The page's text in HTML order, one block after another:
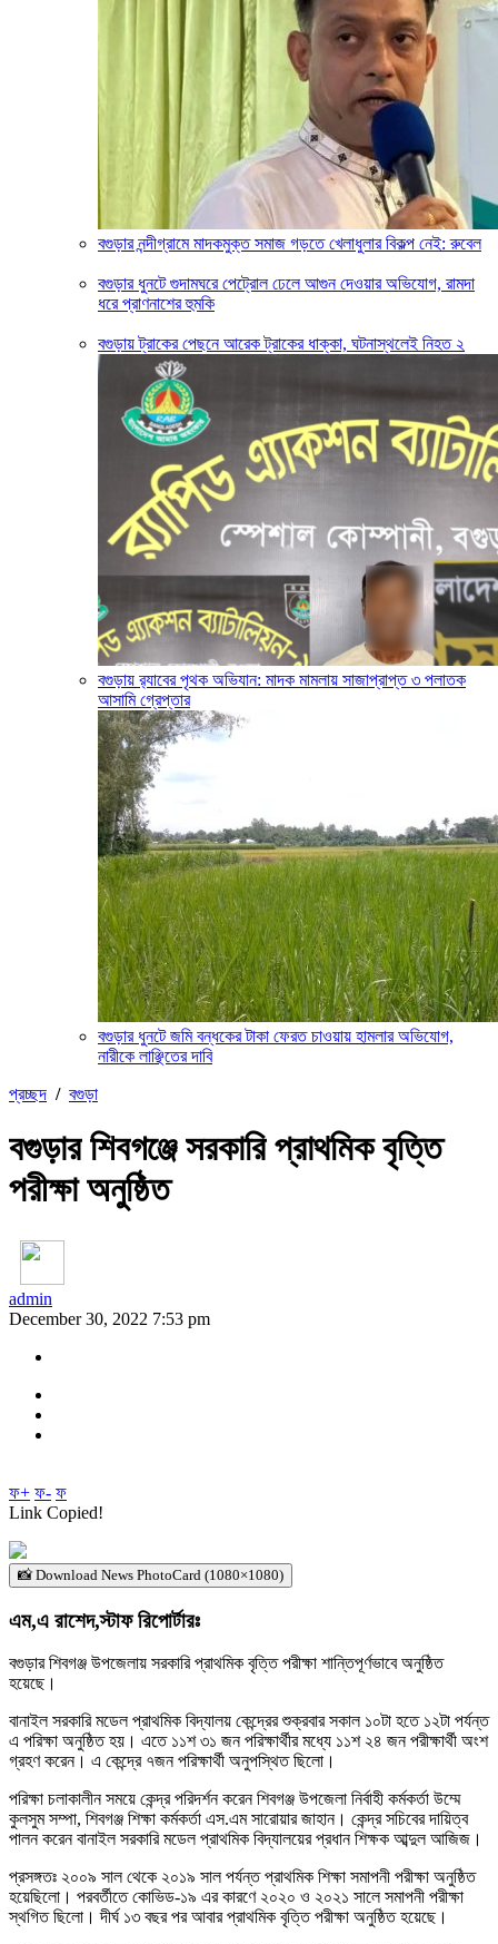
বগুড়ার নন্দীগ্রামে মাদকমুক্ত সমাজ গড়তে খেলাধুলার বিকল্প নেই: রুবেল
বগুড়ার ধুনটে গুদামঘরে পেট্রোল ঢেলে আগুন দেওয়ার অভিযোগ, রামদা
ধরে প্রাণনাশের হুমকি
বগুড়ায় ট্রাকের পেছনে আরেক ট্রাকের ধাক্কা, ঘটনাস্থলেই নিহত ২
বগুড়ায় র‍্যাবের পৃথক অভিযান: মাদক মামলায় সাজাপ্রাপ্ত ৩ পলাতক
আসামি গ্রেপ্তার
বগুড়ার ‎ধুনটে জমি বন্ধকের টাকা ফেরত চাওয়ায় হামলার অভিযোগ,
নারীকে লাঞ্ছিতের দাবি
প্রচ্ছদ / বগুড়া
বগুড়ার শিবগঞ্জে সরকারি প্রাথমিক বৃত্তি
পরীক্ষা অনুষ্ঠিত
admin
December 30, 2022 7:53 pm
ফ+ ফ- ফ
Link Copied!
📸 Download News PhotoCard (1080×1080)
এম,এ রাশেদ,স্টাফ রিপোর্টারঃ
বগুড়ার শিবগঞ্জ উপজেলায় সরকারি প্রাথমিক বৃত্তি পরীক্ষা শান্তিপূর্ণভাবে অনুষ্ঠিত
হয়েছে।
বানাইল সরকারি মডেল প্রাথমিক বিদ্যালয় কেন্দ্রের শুক্রবার সকাল ১০টা হতে ১২টা পর্যন্ত
এ পরিক্ষা অনুষ্ঠিত হয়। এতে ১১শ ৩১ জন পরিক্ষার্থীর মধ্যে ১১শ ২৪ জন পরীক্ষার্থী অংশ
গ্রহণ করেন। এ কেন্দ্রে ৭জন পরিক্ষার্থী অনুপস্থিত ছিলো।
পরিক্ষা চলাকালীন সময়ে কেন্দ্র পরিদর্শন করেন শিবগঞ্জ উপজেলা নির্বাহী কর্মকর্তা উম্মে
কুলসুম সম্পা, শিবগঞ্জ শিক্ষা কর্মকর্তা এস.এম সারোয়ার জাহান। কেন্দ্র সচিবের দায়িত্ব
পালন করেন বানাইল সরকারি মডেল প্রাথমিক বিদ্যালয়ের প্রধান শিক্ষক আব্দুল আজিজ।
প্রসঙ্গতঃ ২০০৯ সাল থেকে ২০১৯ সাল পর্যন্ত প্রাথমিক শিক্ষা সমাপনী পরীক্ষা অনুষ্ঠিত
হয়েছিলো। পরবর্তীতে কোভিড-১৯ এর কারণে ২০২০ ও ২০২১ সালে সমাপনী পরীক্ষা
স্থগিত ছিলো। দীর্ঘ ১৩ বছর পর আবার প্রাথমিক বৃত্তি পরীক্ষা অনুষ্ঠিত হয়েছে।